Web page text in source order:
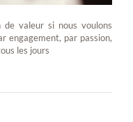
valeur si nous voulons
engagement, par passion,
les jours